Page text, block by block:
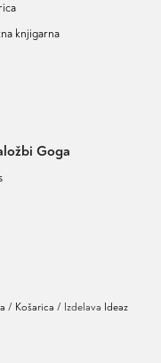
knjigarna
Goga
Košarica / Izdelava Ideaz